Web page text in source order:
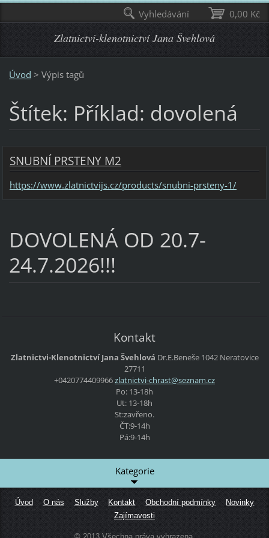
Zlatnictvi-klenotnictví Jana Švehlová
Úvod > Výpis tagů
Štítek: Příklad: dovolená
SNUBNÍ PRSTENY M2
https://www.zlatnictvijs.cz/products/snubni-prsteny-1/
DOVOLENÁ OD 20.7-
24.7.2026!!!
Kontakt
Zlatnictvi-Klenotnictví Jana Švehlová Dr.E.Beneše 1042 Neratovice
27711
+0420774409966zlatnictvi-chrast@seznam.cz
Po: 13-18h
Ut: 13-18h
St:zavřeno.
ČT:9-14h
Pá:9-14h
Kategorie
Úvod O nás Služby Kontakt Obchodní podmínky
Novinky
Zajímavosti
0,00 Kč
Vyhledávání